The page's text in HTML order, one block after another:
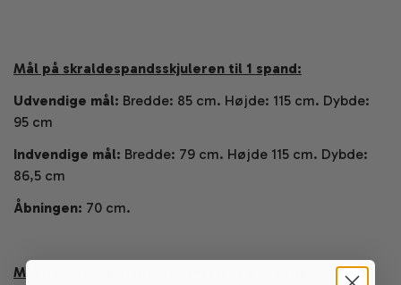
Mål på skraldespandsskjuleren til 1 spand:
Udvendige mål: Bredde: 85 cm. Højde: 115 cm. Dybde:
95 cm
Indvendige mål: Bredde: 79 cm. Højde 115 cm. Dybde:
86,5 cm
Åbningen: 70 cm.
Mål på skraldespandsskjuleren til 2 spande: